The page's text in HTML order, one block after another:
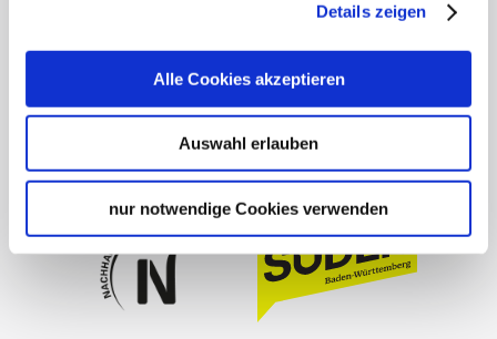
Details zeigen
Alle Cookies akzeptieren
Auswahl erlauben
nur notwendige Cookies verwenden
Barrierefreiheit